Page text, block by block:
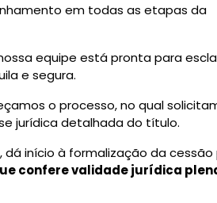
em todas as etapas da
equipe está pronta para
e segura.
o processo, no qual
jurídica detalhada do título.
início à formalização da cessão
confere validade jurídica